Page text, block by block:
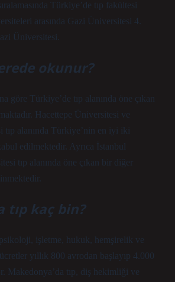
Türkiye’de tıp fakültesi
arasında Gazi Üniversitesi 4.
Üniversitesi.
okunur?
göre Türkiye’de tıp alanında öne çıkan
Hacettepe Üniversitesi ve
tıp alanında Türkiye’nin en iyi iki
edilmektedir. Ayrıca İstanbul
tıp alanında öne çıkan bir diğer
tıp kaç bin?
işletme, hukuk, hemşirelik ve
yıllık 800 avrodan başlayıp 4.000
Makedonya’da tıp, diş hekimliği ve